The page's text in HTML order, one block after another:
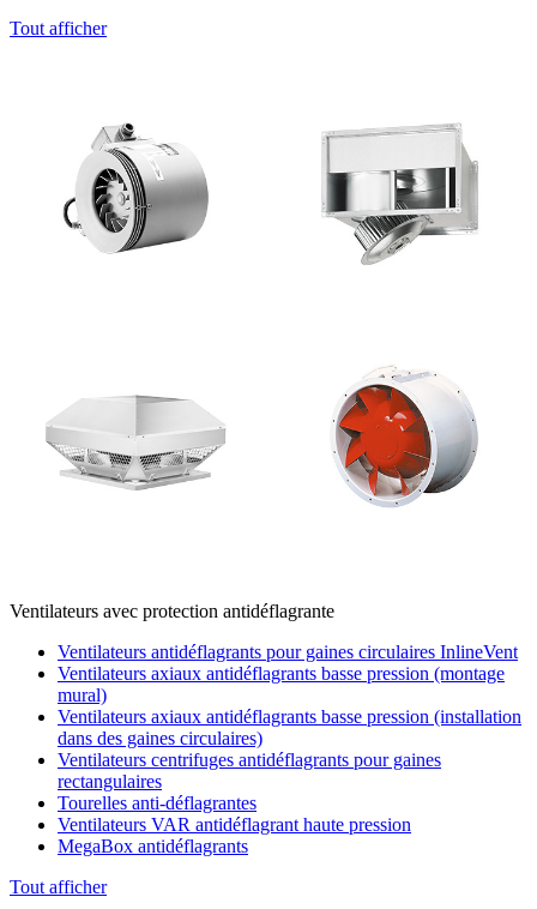
Tout afficher
Ventilateurs avec protection antidéflagrante
Ventilateurs antidéflagrants pour gaines circulaires InlineVent
Ventilateurs axiaux antidéflagrants basse pression (montage
mural)
Ventilateurs axiaux antidéflagrants basse pression (installation
dans des gaines circulaires)
Ventilateurs centrifuges antidéflagrants pour gaines
rectangulaires
Tourelles anti-déflagrantes
Ventilateurs VAR antidéflagrant haute pression
MegaBox antidéflagrants
Tout afficher